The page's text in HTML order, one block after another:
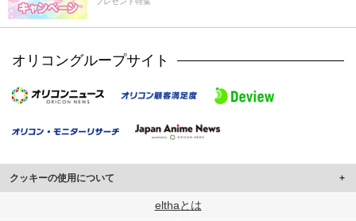
オリコングループサイト
クッキーの使用について
このサイトでは Cookie を使用して、ユーザーに合わせたコンテンツや広告の
elthaとは